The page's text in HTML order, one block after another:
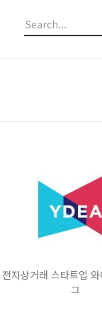
전자상거래 스타트업
그